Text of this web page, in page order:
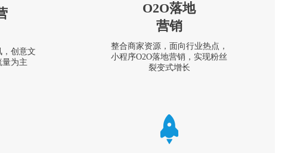
，创意文
量为主
O2O落地
营销
整合商家资源，面向行业热点，
小程序O2O落地营销，实现粉丝
裂变式增长